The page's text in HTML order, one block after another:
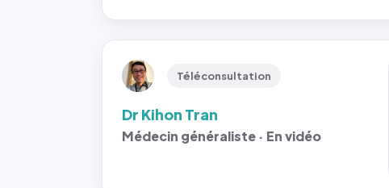
Téléconsultation
Dr Kihon Tran
Médecin généraliste · En vidéo